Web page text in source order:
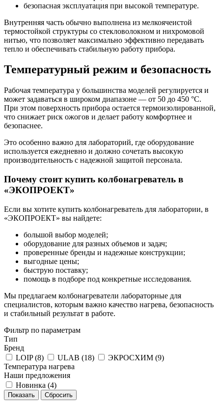
безопасная эксплуатация при высокой температуре.
Внутренняя часть обычно выполнена из мелкоячеистой
термостойкой структуры со стекловолокном и нихромовой
нитью, что позволяет максимально эффективно передавать
тепло и обеспечивать стабильную работу прибора.
Температурный режим и безопасность
Рабочая температура у большинства моделей регулируется и
может задаваться в широком диапазоне — от 50 до 450 °C.
При этом поверхность прибора остается термоизолированной,
что снижает риск ожогов и делает работу комфортнее и
безопаснее.
Это особенно важно для лабораторий, где оборудование
используется ежедневно и должно сочетать высокую
производительность с надежной защитой персонала.
Почему стоит купить колбонагреватель в
«ЭКОПРОЕКТ»
Если вы хотите купить колбонагреватель для лаборатории, в
«ЭКОПРОЕКТ» вы найдете:
большой выбор моделей;
оборудование для разных объемов и задач;
проверенные бренды и надежные конструкции;
выгодные цены;
быструю поставку;
помощь в подборе под конкретные исследования.
Мы предлагаем колбонагреватели лабораторные для
специалистов, которым важно качество нагрева, безопасность
и стабильный результат в работе.
Фильтр по параметрам
Тип
Бренд
LOIP (8) ULAB (18) ЭКРОСХИМ (9)
Температура нагрева
Наши предложения
Новинка (4)
Сбросить